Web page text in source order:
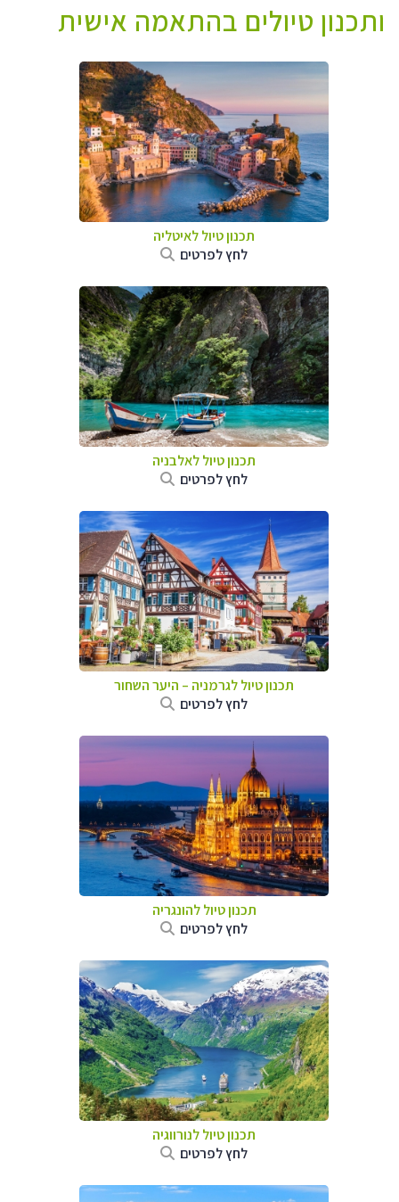
ותכנון טיולים בהתאמה אישית
תכנון טיול לאיטליה
לחץ לפרטים
תכנון טיול לאלבניה
לחץ לפרטים
תכנון טיול לגרמניה – היער השחור
לחץ לפרטים
תכנון טיול להונגריה
לחץ לפרטים
תכנון טיול לנורווגיה
לחץ לפרטים